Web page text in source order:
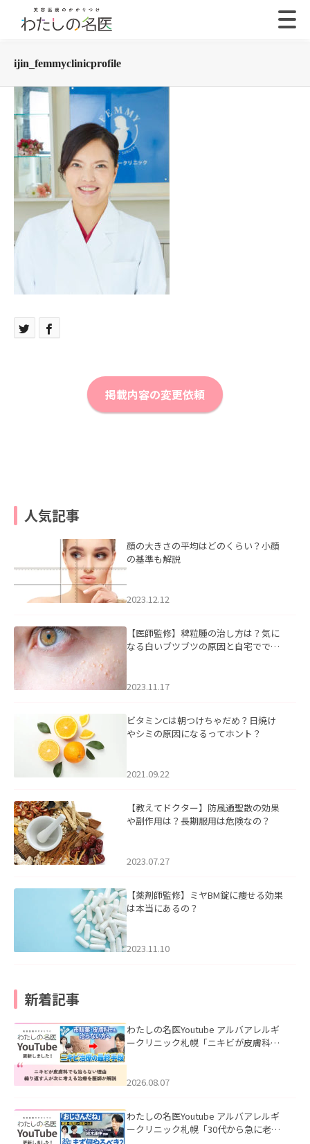
ijin_femmyclinicprofile
掲載内容の変更依頼
人気記事
顔の大きさの平均はどのくらい？小顔
の基準も解説
2023.12.12
【医師監修】稗粒腫の治し方は？気に
なる白いブツブツの原因と自宅ででき
2023.11.17
ビタミンCは朝つけちゃだめ？日焼け
やシミの原因になるってホント？
2021.09.22
【教えてドクター】防風通聖散の効果
や副作用は？長期服用は危険なの？
2023.07.27
【薬剤師監修】ミヤBM錠に痩せる効果
は本当にあるの？
2023.11.10
新着記事
わたしの名医Youtube アルバアレルギ
ークリニック札幌「ニキビが皮膚科で
ました。
2026.08.07
わたしの名医Youtube アルバアレルギ
ークリニック札幌「30代から急に老け